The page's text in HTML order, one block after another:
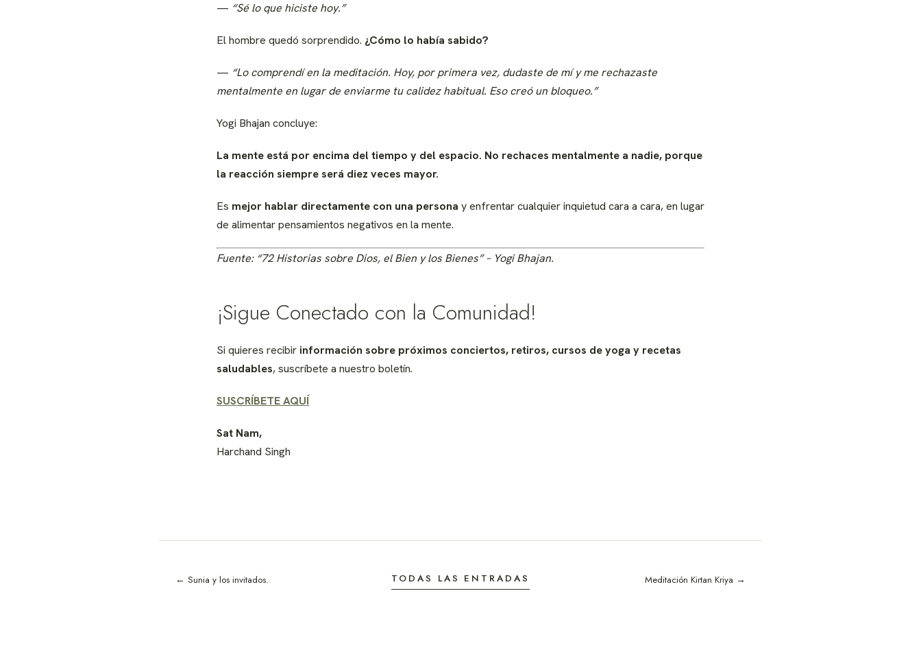
— “Sé lo que hiciste hoy.”
El hombre quedó sorprendido. ¿Cómo lo había sabido?
— “Lo comprendí en la meditación. Hoy, por primera vez, dudaste de mí y me rechazaste
mentalmente en lugar de enviarme tu calidez habitual. Eso creó un bloqueo.”
Yogi Bhajan concluye:
La mente está por encima del tiempo y del espacio. No rechaces mentalmente a nadie, porque
la reacción siempre será diez veces mayor.
Es mejor hablar directamente con una persona y enfrentar cualquier inquietud cara a cara, en lugar
de alimentar pensamientos negativos en la mente.
Fuente: “72 Historias sobre Dios, el Bien y los Bienes” – Yogi Bhajan.
¡Sigue Conectado con la Comunidad!
Si quieres recibir información sobre próximos conciertos, retiros, cursos de yoga y recetas
saludables, suscríbete a nuestro boletín.
SUSCRÍBETE AQUÍ
Sat Nam,
Harchand Singh
← Sunia y los invitados. TODAS LAS ENTRADAS Meditación Kirtan Kriya →